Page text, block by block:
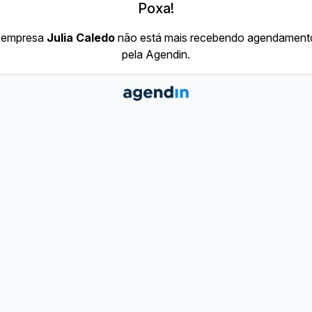
Poxa!
Julia Caledo não está mais recebendo
pela Agendin.